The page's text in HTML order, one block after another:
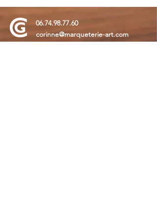
06.74.98.77.60
corinne@marqueterie-art.com